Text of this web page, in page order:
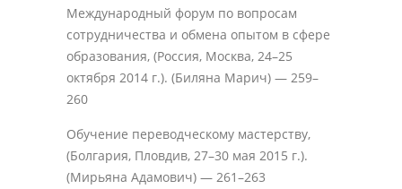
Международный форум по вопросам
сотрудничества и обмена опытом в сфере
образования, (Россия, Москва, 24–25
октября 2014 г.). (Биляна Марич) — 259–
260
Обучение переводческому мастерству,
(Болгария, Пловдив, 27–30 мая 2015 г.).
(Мирьяна Адамович) — 261–263